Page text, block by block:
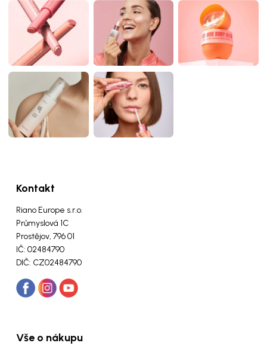
Kontakt
Riano Europe s.r.o.
Průmyslová 1C
Prostějov, 796 01
IČ: 02484790
DIČ: CZ02484790
Vše o nákupu